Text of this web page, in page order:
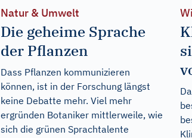
Natur & Umwelt
Die geheime Sprache
der Pflanzen
Dass Pflanzen kommunizieren
können, ist in der Forschung längst
keine Debatte mehr. Viel mehr
ergründen Botaniker mittlerweile, wie
sich die grünen Sprachtalente